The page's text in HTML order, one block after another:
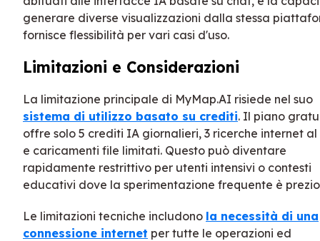
generare diverse visualizzazioni dalla stessa
fornisce flessibilità per vari casi d'uso.
Limitazioni e Considerazioni
La limitazione principale di MyMap.AI risiede nel suo
sistema di utilizzo basato su crediti. Il piano
offre solo 5 crediti IA giornalieri, 3 ricerche internet
e caricamenti file limitati. Questo può diventare
rapidamente restrittivo per utenti intensivi o contesti
educativi dove la sperimentazione frequente è
Le limitazioni tecniche includono la necessità di una
connessione internet per tutte le operazioni ed